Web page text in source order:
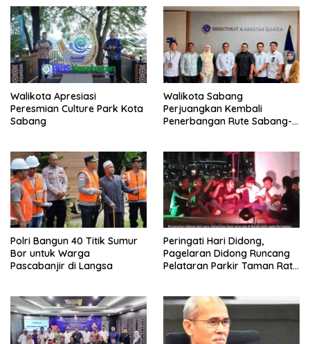
Walikota Apresiasi
Peresmian Culture Park Kota
Sabang
Walikota Sabang
Perjuangkan Kembali
Penerbangan Rute Sabang-
Polri Bangun 40 Titik Sumur
Bor untuk Warga
Pascabanjir di Langsa
Peringati Hari Didong,
Pagelaran Didong Runcang
Pelataran Parkir Taman Ratu